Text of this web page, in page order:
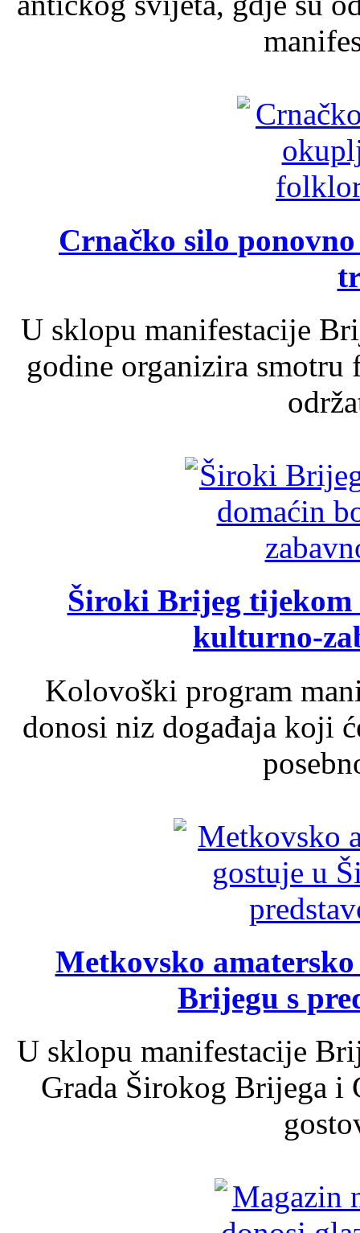
Crnačko silo
U sklopu manifestacije
godine organizira
Široki Brijeg tijekom
kulturno-
Kolovoški program
donosi niz događaja koji
Metkovsko
Brijegu s
U sklopu manifestacije
Grada Širokog Brijega